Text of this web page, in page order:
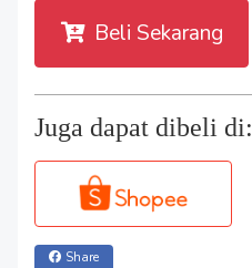
Beli Sekarang
Juga dapat dibeli di:
Share